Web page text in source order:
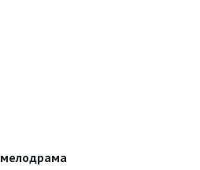
мелодрама